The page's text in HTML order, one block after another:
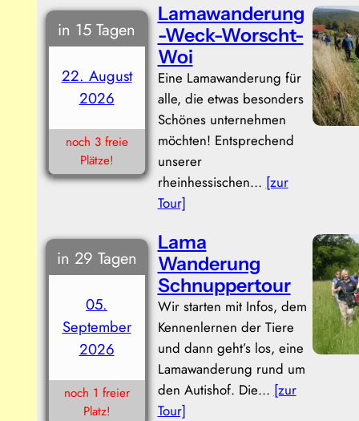
in 15 Tagen
22. August
2026
noch 3 freie
Plätze!
Lamawanderung
-Weck-Worscht-
Woi
Eine Lamawanderung für
alle, die etwas besonders
Schönes unternehmen
möchten! Entsprechend
unserer
rheinhessischen… [zur
Tour]
in 29 Tagen
05.
September
2026
noch 1 freier
Platz!
Lama
Wanderung
Schnuppertour
Wir starten mit Infos, dem
Kennenlernen der Tiere
und dann geht’s los, eine
Lamawanderung rund um
den Autishof. Die… [zur
Tour]